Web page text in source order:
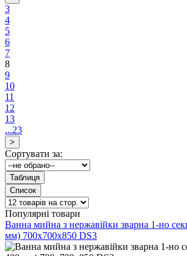
3
4
5
6
7
8
9
10
11
12
13
...23
Сортувати за:
Популярні товари
Ванна мийна з нержавійки зварна 1-но
мм) 700х700х850 DS3